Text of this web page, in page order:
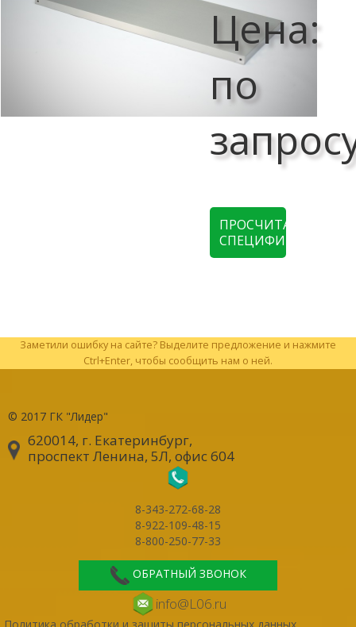
Цена:
по
ПРОСЧИТАТЬ
СПЕЦИФИКАЦИЮ
Заметили ошибку на сайте? Выделите предложение и нажмите
Ctrl+Enter, чтобы сообщить нам о ней.
© 2017 ГК "Лидер"
620014, г. Екатеринбург,
проспект Ленина, 5Л, офис 604
8-343-272-68-28
8-922-109-48-15
8-800-250-77-33
ОБРАТНЫЙ ЗВОНОК
info@L06.ru
Политика обработки и защиты персональных данных